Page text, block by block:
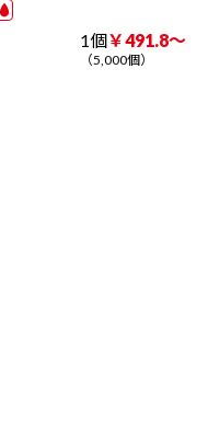
1個￥491.8～
（5,000個）